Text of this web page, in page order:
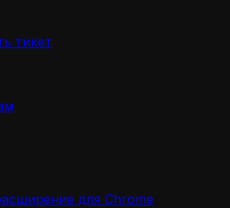
тикет
для Chrome